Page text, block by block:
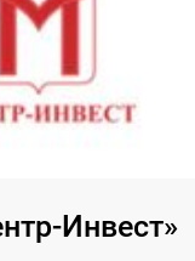
Инвест»